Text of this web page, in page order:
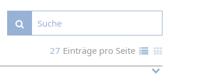
27 Einträge pro Seite